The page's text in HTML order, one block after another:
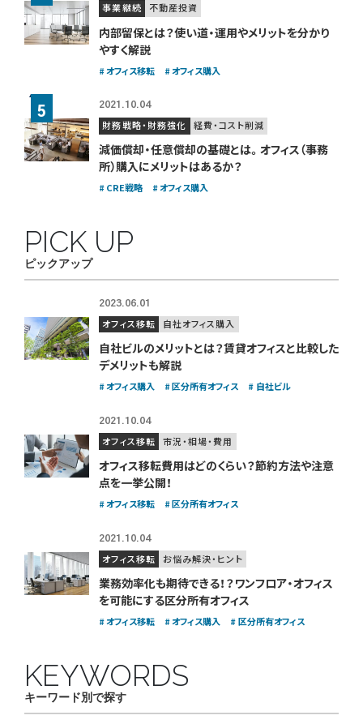
事業継続 不動産投資
内部留保とは？使い道・運用やメリットを分かり
やすく解説
オフィス移転 オフィス購入
2021.10.04
財務戦略・財務強化 経費・コスト削減
減価償却・任意償却の基礎とは。 オフィス（事務
所）購入にメリットはあるか？
CRE戦略 オフィス購入
ピックアップ
PICK UP
2023.06.01
オフィス移転 自社オフィス購入
自社ビルのメリットとは？賃貸オフィスと比較した
デメリットも解説
オフィス購入 区分所有オフィス 自社ビル
2021.10.04
オフィス移転 市況・相場・費用
オフィス移転費用はどのくらい？節約方法や注意
点を一挙公開！
オフィス移転 区分所有オフィス
2021.10.04
オフィス移転 お悩み解決・ヒント
業務効率化も期待できる！？ ワンフロア・オフィス
を可能にする区分所有オフィス
オフィス移転 オフィス購入 区分所有オフィス
キーワード別で探す
KEYWORDS